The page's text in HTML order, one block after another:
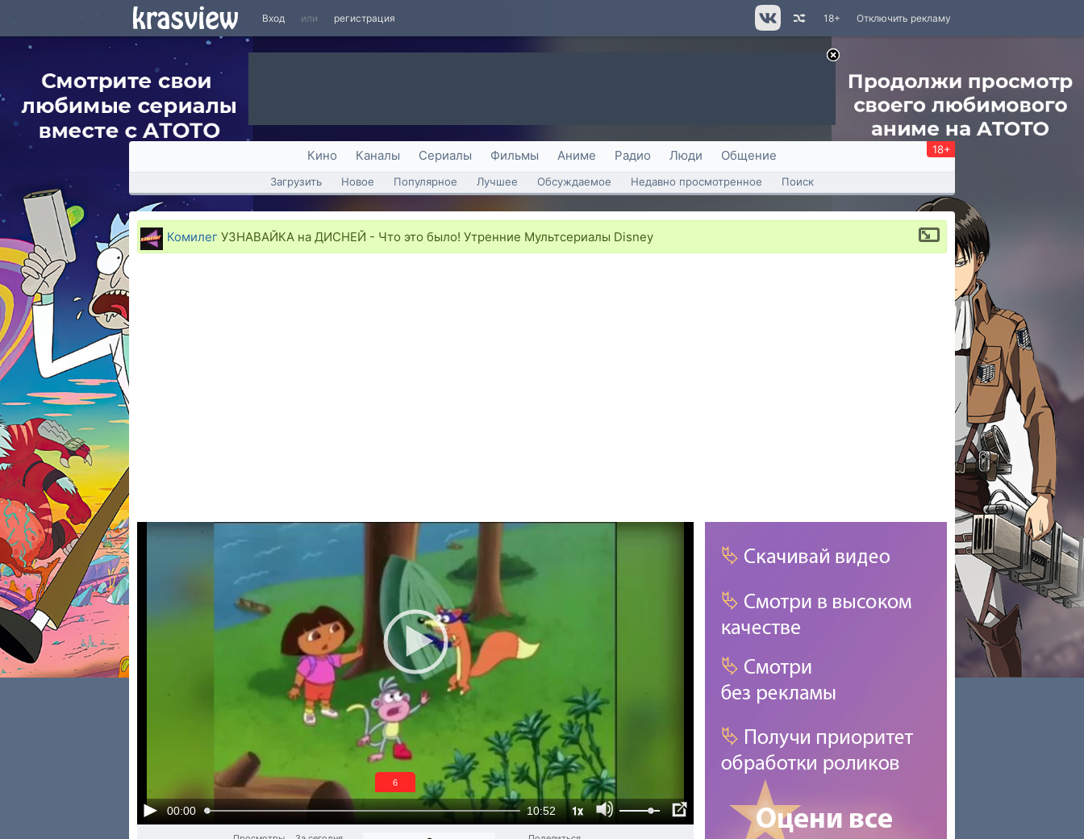
Вход или регистрация Отключить рекламу
18+
Кино Каналы Сериалы Фильмы Аниме Радио Люди Общение 18+
Загрузить Новое Популярное Лучшее Обсуждаемое Недавно просмотренное Поиск
Комилег УЗНАВАЙКА на ДИСНЕЙ - Что это было! Утренние Мультсериалы Disney
00:00 10:52 1x
5